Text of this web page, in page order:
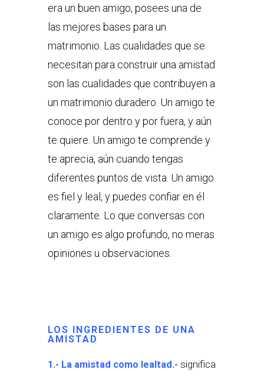
era un buen amigo, posees una de
las mejores bases para un
matrimonio. Las cualidades que se
necesitan para construir una amistad
son las cualidades que contribuyen a
un matrimonio duradero. Un amigo te
conoce por dentro y por fuera, y aún
te quiere. Un amigo te comprende y
te aprecia, aún cuando tengas
diferentes puntos de vista. Un amigo
es fiel y leal, y puedes confiar en él
claramente. Lo que conversas con
un amigo es algo profundo, no meras
opiniones u observaciones.
LOS INGREDIENTES DE UNA
AMISTAD
1.- La amistad como lealtad.- significa